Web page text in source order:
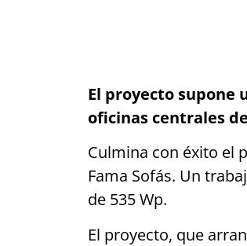
El proyecto supone
oficinas centrales
Culmina con éxito el
Fama Sofás. Un
de 535 Wp.
El proyecto, que